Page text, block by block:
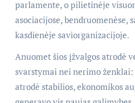
parlamente, o pilietinėje
asociacijose, bendruomenėse,
kasdienėje saviorganizacijoje.
Anuomet šios įžvalgos atrodė
svarstymai nei nerimo
atrodė stabilios, ekonomikos